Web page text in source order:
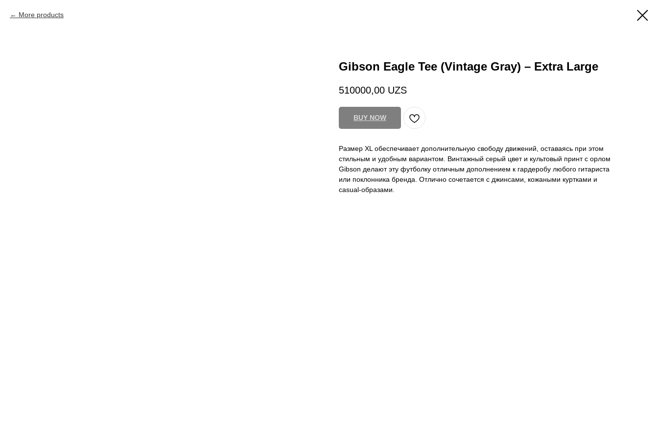
More products
Gibson Eagle Tee (Vintage Gray) – Extra Large
510000,00 UZS
BUY NOW
Размер XL обеспечивает дополнительную свободу движений, оставаясь при этом
стильным и удобным вариантом. Винтажный серый цвет и культовый принт с орлом
Gibson делают эту футболку отличным дополнением к гардеробу любого гитариста
или поклонника бренда. Отлично сочетается с джинсами, кожаными куртками и
casual-образами.